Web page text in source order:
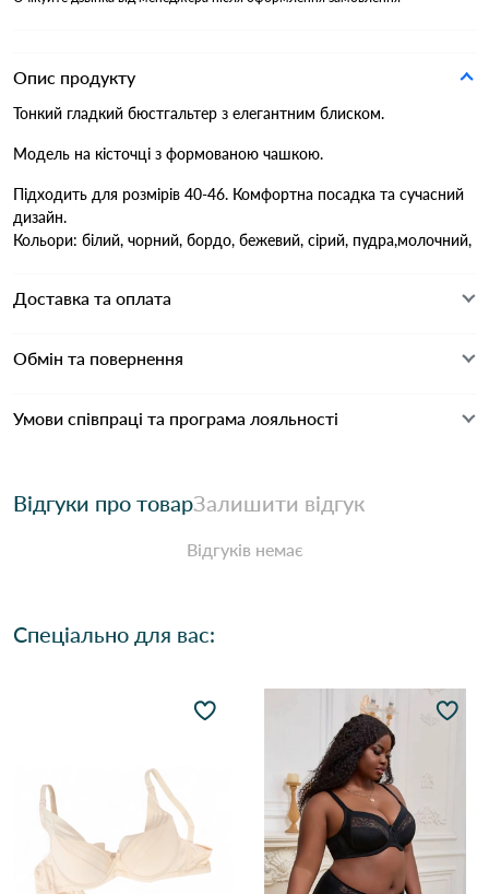
Опис продукту
Тонкий гладкий бюстгальтер з елегантним блиском.
Модель на кісточці з формованою чашкою.
Підходить для розмірів 40-46. Комфортна посадка та сучасний
дизайн.
Кольори: білий, чорний, бордо, бежевий, сірий, пудра,молочний,
Доставка та оплата
Обмін та повернення
Умови співпраці та програма лояльності
Відгуки про товарЗалишити відгук
Відгуків немає
Спеціально для вас: